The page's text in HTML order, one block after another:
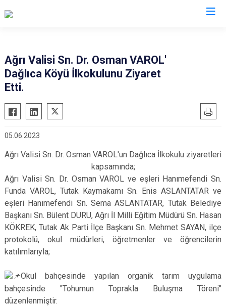
Diyadin
Eleşkirt
Taşlıçay
Tutak
Ağrı Valisi Sn. Dr. Osman VAROL'
Dağlıca Köyü İlkokulunu Ziyaret
Etti.
05.06.2023
Ağrı Valisi Sn. Dr. Osman VAROL'un Dağlıca İlkokulu ziyaretleri
kapsamında;
Ağrı Valisi Sn. Dr. Osman VAROL ve eşleri Hanımefendi Sn.
Funda VAROL, Tutak Kaymakamı Sn. Enis ASLANTATAR ve
eşleri Hanımefendi Sn. Sema ASLANTATAR, Tutak Belediye
Başkanı Sn. Bülent DURU, Ağrı İl Milli Eğitim Müdürü Sn. Hasan
KÖKREK, Tutak Ak Parti İlçe Başkanı Sn. Mehmet SAYAN, ilçe
protokolü, okul müdürleri, öğretmenler ve öğrencilerin
katılımlarıyla;
Okul bahçesinde yapılan organik tarım uygulama
bahçesinde "Tohumun Toprakla Buluşma Töreni"
düzenlenmiştir.